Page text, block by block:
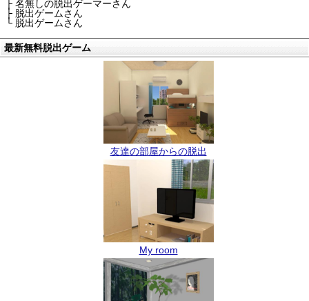
├ 名無しの脱出ゲーマーさん
├ 脱出ゲームさん
└ 脱出ゲームさん
最新無料脱出ゲーム
友達の部屋からの脱出
My room